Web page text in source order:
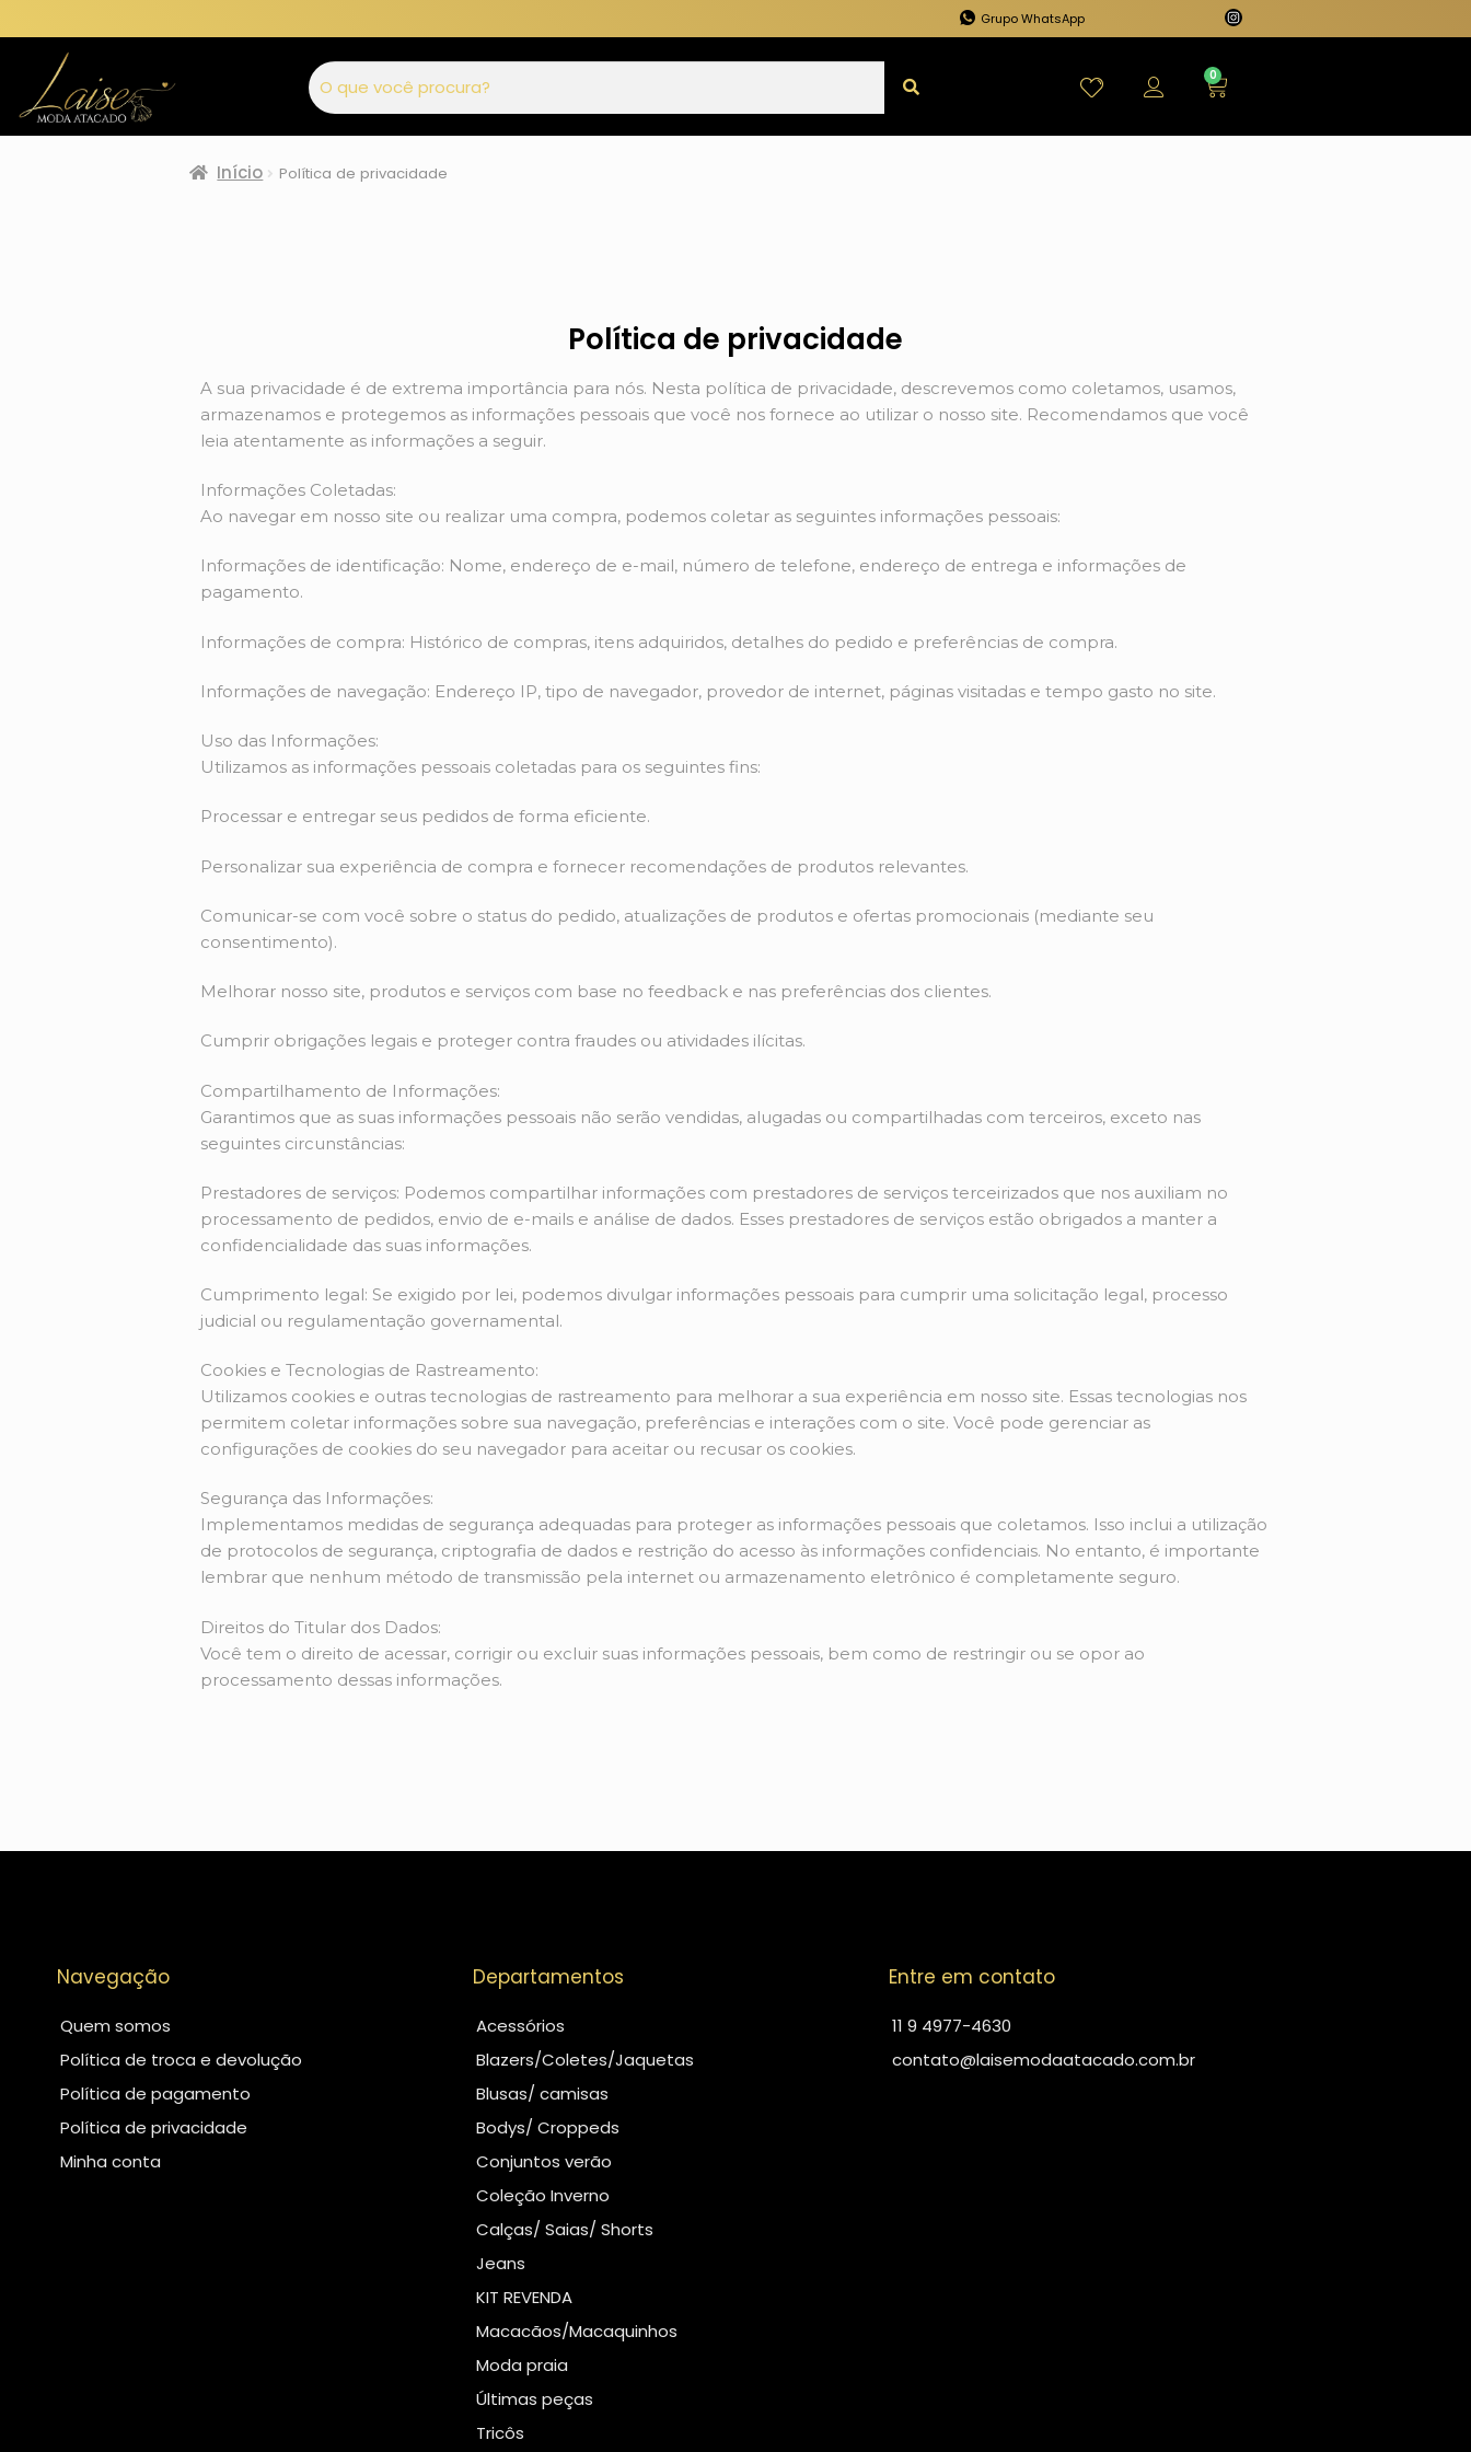
Grupo WhatsApp
0
Início Política de privacidade
Política de privacidade
A sua privacidade é de extrema importância para nós. Nesta política de privacidade, descrevemos como coletamos, usamos,
armazenamos e protegemos as informações pessoais que você nos fornece ao utilizar o nosso site. Recomendamos que você
leia atentamente as informações a seguir.
Informações Coletadas:
Ao navegar em nosso site ou realizar uma compra, podemos coletar as seguintes informações pessoais:
Informações de identificação: Nome, endereço de e-mail, número de telefone, endereço de entrega e informações de
pagamento.
Informações de compra: Histórico de compras, itens adquiridos, detalhes do pedido e preferências de compra.
Informações de navegação: Endereço IP, tipo de navegador, provedor de internet, páginas visitadas e tempo gasto no site.
Uso das Informações:
Utilizamos as informações pessoais coletadas para os seguintes fins:
Processar e entregar seus pedidos de forma eficiente.
Personalizar sua experiência de compra e fornecer recomendações de produtos relevantes.
Comunicar-se com você sobre o status do pedido, atualizações de produtos e ofertas promocionais (mediante seu
consentimento).
Melhorar nosso site, produtos e serviços com base no feedback e nas preferências dos clientes.
Cumprir obrigações legais e proteger contra fraudes ou atividades ilícitas.
Compartilhamento de Informações:
Garantimos que as suas informações pessoais não serão vendidas, alugadas ou compartilhadas com terceiros, exceto nas
seguintes circunstâncias:
Prestadores de serviços: Podemos compartilhar informações com prestadores de serviços terceirizados que nos auxiliam no
processamento de pedidos, envio de e-mails e análise de dados. Esses prestadores de serviços estão obrigados a manter a
confidencialidade das suas informações.
Cumprimento legal: Se exigido por lei, podemos divulgar informações pessoais para cumprir uma solicitação legal, processo
judicial ou regulamentação governamental.
Cookies e Tecnologias de Rastreamento:
Utilizamos cookies e outras tecnologias de rastreamento para melhorar a sua experiência em nosso site. Essas tecnologias nos
permitem coletar informações sobre sua navegação, preferências e interações com o site. Você pode gerenciar as
configurações de cookies do seu navegador para aceitar ou recusar os cookies.
Segurança das Informações:
Implementamos medidas de segurança adequadas para proteger as informações pessoais que coletamos. Isso inclui a utilização
de protocolos de segurança, criptografia de dados e restrição do acesso às informações confidenciais. No entanto, é importante
lembrar que nenhum método de transmissão pela internet ou armazenamento eletrônico é completamente seguro.
Direitos do Titular dos Dados:
Você tem o direito de acessar, corrigir ou excluir suas informações pessoais, bem como de restringir ou se opor ao
processamento dessas informações.
Navegação
Quem somos
Política de troca e devolução
Política de pagamento
Política de privacidade
Minha conta
Departamentos
Acessórios
Blazers/Coletes/Jaquetas
Blusas/ camisas
Bodys/ Croppeds
Conjuntos verão
Coleção Inverno
Calças/ Saias/ Shorts
Jeans
KIT REVENDA
Macacãos/Macaquinhos
Moda praia
Últimas peças
Tricôs
Entre em contato
11 9 4977-4630
contato@laisemodaatacado.com.br